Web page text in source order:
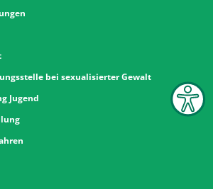
bei sexualisierter Gewalt
Jugend